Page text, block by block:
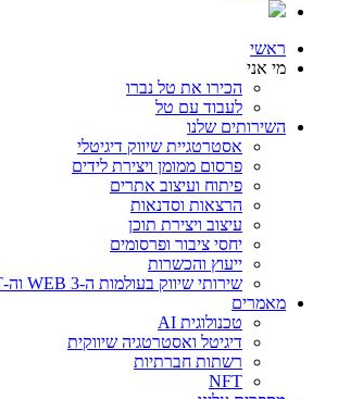
ראשי
מי אני
הכירו את טל נברו
לעבוד עם טל
השירותים שלנו
אסטרטגיית שיווק דיגיטלי
פרסום ממומן ויצירת לידים
פיתוח ועיצוב אתרים
הרצאות וסדנאות
עיצוב ויצירת תוכן
יחסי ציבור ופרסומים
ייעוץ והכשרות
שירותי שיווק בעולמות ה-WEB 3 וה-NFT
מאמרים
טכנולוגית AI
דיגיטל ואסטרטגיה שיווקית
רשתות חברתיות
NFT